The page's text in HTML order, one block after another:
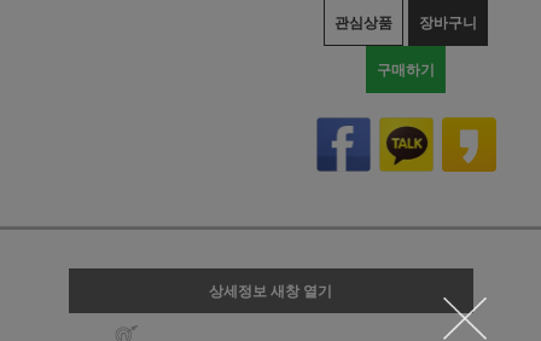
관심상품 장바구니
구매하기
상세정보 새창 열기